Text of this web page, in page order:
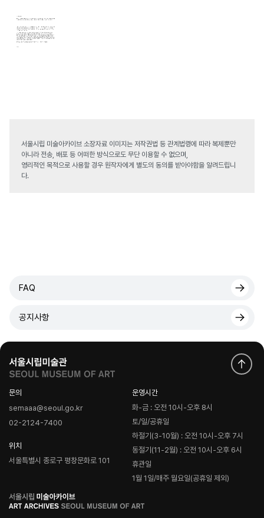
서울시립 미술아카이브 소장자료 이미지는 저작권법 등 관계법령에 따라 복제뿐만
아니라 전송, 배포 등 어떠한 방식으로도 무단 이용할 수 없으며,
영리적인 목적으로 사용할 경우 원작자에게 별도의 동의를 받아야함을 알려드립니
다.
FAQ
공지사항
문의
semaaa@seoul.go.kr
02-2124-7400
위치
서울특별시 종로구 평창문화로 101
운영시간
화-금 : 오전 10시-오후 8시
토/일/공휴일
하절기(3-10월) : 오전 10시-오후 7시
동절기(11-2월) : 오전 10시-오후 6시
휴관일
1월 1일/매주 월요일(공휴일 제외)
로
고